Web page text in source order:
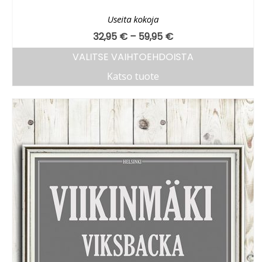
Useita kokoja
32,95 € – 59,95 €
VALITSE VAIHTOEHDOISTA
Katso tuote